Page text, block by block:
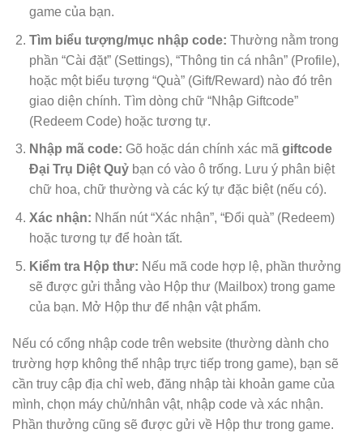
game của bạn.
Tìm biểu tượng/mục nhập code: Thường nằm trong
phần “Cài đặt” (Settings), “Thông tin cá nhân” (Profile),
hoặc một biểu tượng “Quà” (Gift/Reward) nào đó trên
giao diện chính. Tìm dòng chữ “Nhập Giftcode”
(Redeem Code) hoặc tương tự.
Nhập mã code: Gõ hoặc dán chính xác mã giftcode
Đại Trụ Diệt Quỷbạn có vào ô trống. Lưu ý phân biệt
chữ hoa, chữ thường và các ký tự đặc biệt (nếu có).
Xác nhận: Nhấn nút “Xác nhận”, “Đổi quà” (Redeem)
hoặc tương tự để hoàn tất.
Kiểm tra Hộp thư: Nếu mã code hợp lệ, phần thưởng
sẽ được gửi thẳng vào Hộp thư (Mailbox) trong game
của bạn. Mở Hộp thư để nhận vật phẩm.
Nếu có cổng nhập code trên website (thường dành cho
trường hợp không thể nhập trực tiếp trong game), bạn sẽ
cần truy cập địa chỉ web, đăng nhập tài khoản game của
mình, chọn máy chủ/nhân vật, nhập code và xác nhận.
Phần thưởng cũng sẽ được gửi về Hộp thư trong game.